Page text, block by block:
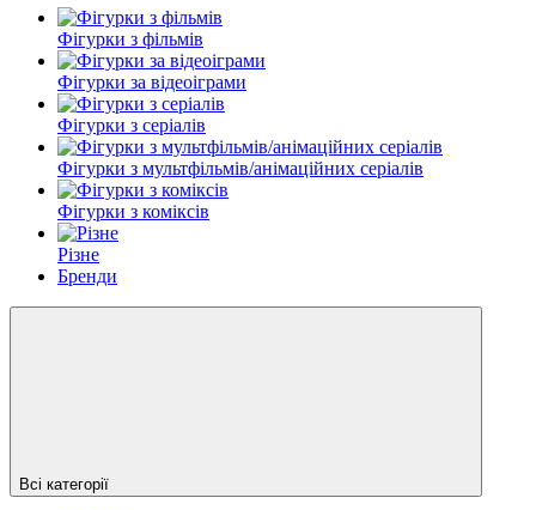
Фігурки з фільмів
Фігурки за відеоіграми
Фігурки з серіалів
Фігурки з мультфільмів/анімаційних серіалів
Фігурки з коміксів
Різне
Бренди
Всі категорії